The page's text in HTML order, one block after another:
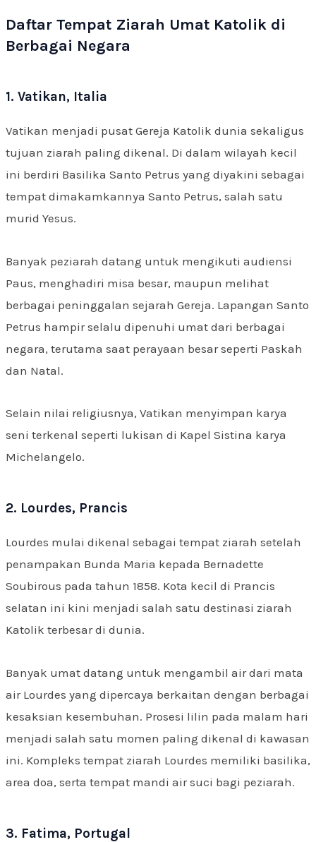
Daftar Tempat Ziarah Umat Katolik di
Berbagai Negara
1. Vatikan, Italia
Vatikan menjadi pusat Gereja Katolik dunia sekaligus
tujuan ziarah paling dikenal. Di dalam wilayah kecil
ini berdiri Basilika Santo Petrus yang diyakini sebagai
tempat dimakamkannya Santo Petrus, salah satu
murid Yesus.
Banyak peziarah datang untuk mengikuti audiensi
Paus, menghadiri misa besar, maupun melihat
berbagai peninggalan sejarah Gereja. Lapangan Santo
Petrus hampir selalu dipenuhi umat dari berbagai
negara, terutama saat perayaan besar seperti Paskah
dan Natal.
Selain nilai religiusnya, Vatikan menyimpan karya
seni terkenal seperti lukisan di Kapel Sistina karya
Michelangelo.
2. Lourdes, Prancis
Lourdes mulai dikenal sebagai tempat ziarah setelah
penampakan Bunda Maria kepada Bernadette
Soubirous pada tahun 1858. Kota kecil di Prancis
selatan ini kini menjadi salah satu destinasi ziarah
Katolik terbesar di dunia.
Banyak umat datang untuk mengambil air dari mata
air Lourdes yang dipercaya berkaitan dengan berbagai
kesaksian kesembuhan. Prosesi lilin pada malam hari
menjadi salah satu momen paling dikenal di kawasan
ini. Kompleks tempat ziarah Lourdes memiliki basilika,
area doa, serta tempat mandi air suci bagi peziarah.
3. Fatima, Portugal